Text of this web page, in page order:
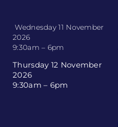
Wednesday 11 November
2026
9:30am – 6pm
Thursday 12 November
2026
9:30am – 6pm